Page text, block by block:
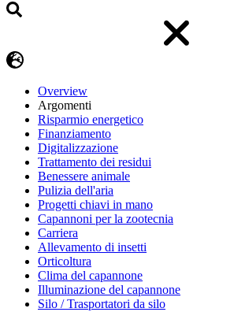
Overview
Argomenti
Risparmio energetico
Finanziamento
Digitalizzazione
Trattamento dei residui
Benessere animale
Pulizia dell'aria
Progetti chiavi in mano
Capannoni per la zootecnia
Carriera
Allevamento di insetti
Orticoltura
Clima del capannone
Illuminazione del capannone
Silo / Trasportatori da silo